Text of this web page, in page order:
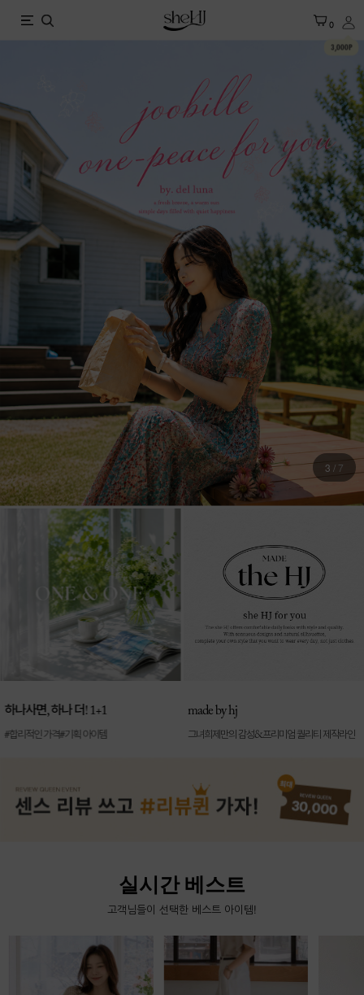
X 0
3,000P
3 / 7
하나사면, 하나 더! 1+1
#합리적인 가격#기획 아이템
made by hj
그녀희제만의 감성&프리미엄 퀄리티 제작라인
실시간 베스트
고객님들이 선택한 베스트 아이템!